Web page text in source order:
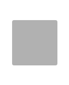
SERDANG